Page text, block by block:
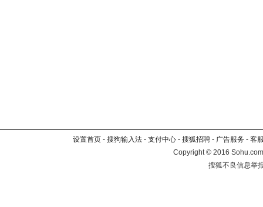
设置首页 - 搜狗输入法 - 支付中心 - 搜狐招聘 - 广告服务 - 客
Copyright©2016
搜狐不良信息举